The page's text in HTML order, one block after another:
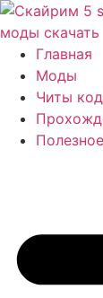
Перейти
к
содержимому
Главная
Моды
Читы
Полезное